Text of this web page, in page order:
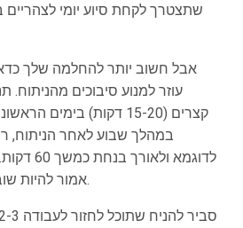
שתצטרך לקחת סיוע יומי
אבל חשוב יותר להחלמה שלך
עוזר למנוע סיבוכים
קצרים (15-20 דקות) בימים
במהלך שבוע לאחר הניתוח,
לדוגמא
אמור להיות שוב ברמות הספורט שלך.